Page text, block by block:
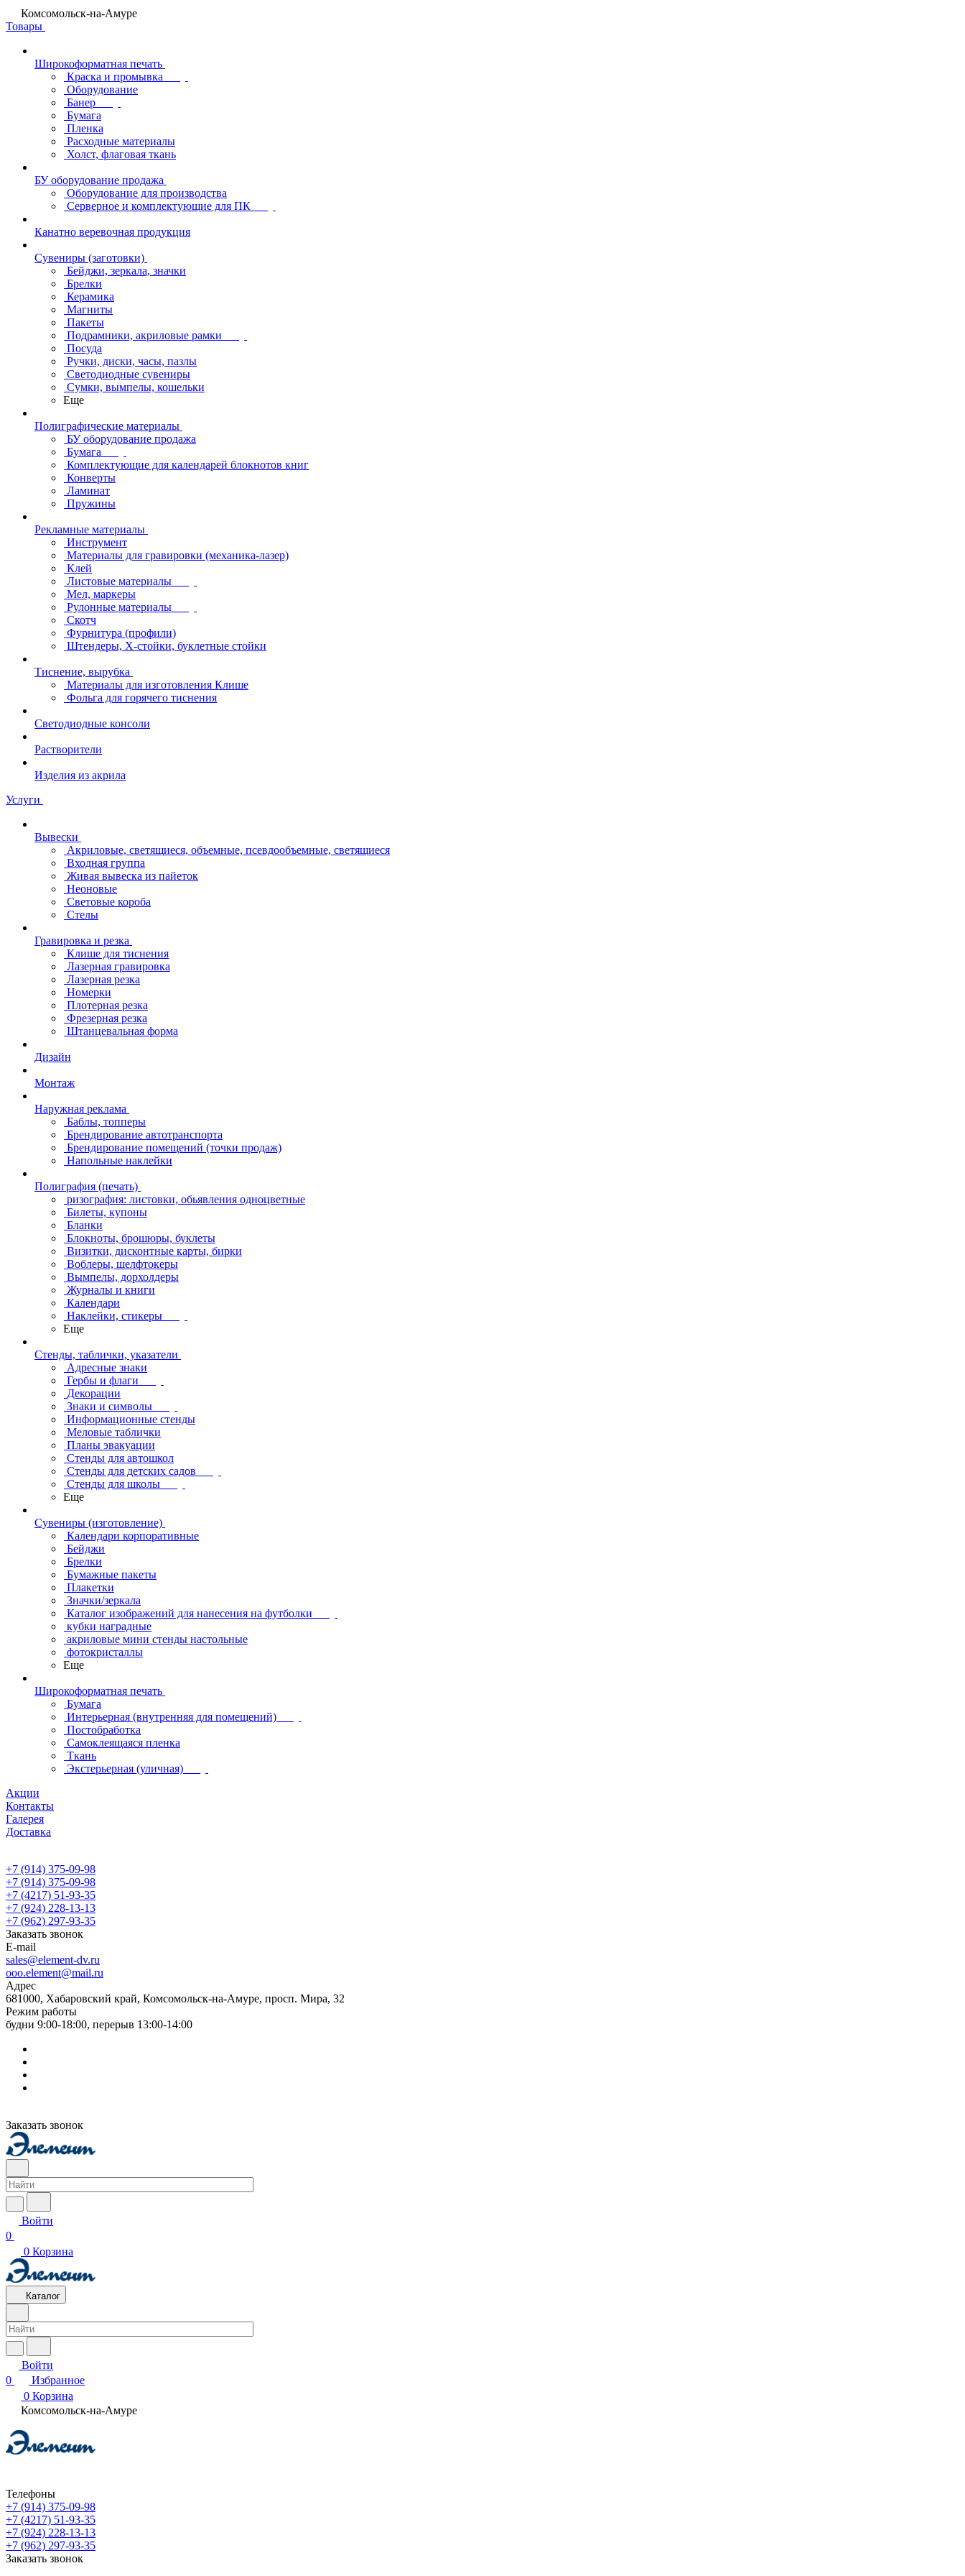
Комсомольск-на-Амуре
Товары
Широкоформатная печать
Краска и промывка
Оборудование
Банер
Бумага
Пленка
Расходные материалы
Холст, флаговая ткань
БУ оборудование продажа
Оборудование для производства
Серверное и комплектующие для ПК
Канатно веревочная продукция
Сувениры (заготовки)
Бейджи, зеркала, значки
Брелки
Керамика
Магниты
Пакеты
Подрамники, акриловые рамки
Посуда
Ручки, диски, часы, пазлы
Светодиодные сувениры
Сумки, вымпелы, кошельки
Еще
Полиграфические материалы
БУ оборудование продажа
Бумага
Комплектующие для календарей блокнотов книг
Конверты
Ламинат
Пружины
Рекламные материалы
Инструмент
Материалы для гравировки (механика-лазер)
Клей
Листовые материалы
Мел, маркеры
Рулонные материалы
Скотч
Фурнитура (профили)
Штендеры, Х-стойки, буклетные стойки
Тиснение, вырубка
Материалы для изготовления Клише
Фольга для горячего тиснения
Светодиодные консоли
Растворители
Изделия из акрила
Услуги
Вывески
Акриловые, светящиеся, объемные, псевдообъемные, светящиеся
Входная группа
Живая вывеска из пайеток
Неоновые
Световые короба
Стелы
Гравировка и резка
Клише для тиснения
Лазерная гравировка
Лазерная резка
Номерки
Плотерная резка
Фрезерная резка
Штанцевальная форма
Дизайн
Монтаж
Наружная реклама
Баблы, топперы
Брендирование автотранспорта
Брендирование помещений (точки продаж)
Напольные наклейки
Полиграфия (печать)
ризография: листовки, обьявления одноцветные
Билеты, купоны
Бланки
Блокноты, брошюры, буклеты
Визитки, дисконтные карты, бирки
Воблеры, шелфтокеры
Вымпелы, дорхолдеры
Журналы и книги
Календари
Наклейки, стикеры
Еще
Стенды, таблички, указатели
Адресные знаки
Гербы и флаги
Декорации
Знаки и символы
Информационные стенды
Меловые таблички
Планы эвакуации
Стенды для автошкол
Стенды для детских садов
Стенды для школы
Еще
Сувениры (изготовление)
Календари корпоративные
Бейджи
Брелки
Бумажные пакеты
Плакетки
Значки/зеркала
Каталог изображений для нанесения на футболки
кубки наградные
акриловые мини стенды настольные
фотокристаллы
Еще
Широкоформатная печать
Бумага
Интерьерная (внутренняя для помещений)
Постобработка
Самоклеящаяся пленка
Ткань
Экстерьерная (уличная)
Акции
Контакты
Галерея
Доставка
+7 (914) 375-09-98
+7 (914) 375-09-98
+7 (4217) 51-93-35
+7 (924) 228-13-13
+7 (962) 297-93-35
Заказать звонок
E-mail
sales@element-dv.ru
ooo.element@mail.ru
Адрес
681000, Хабаровский край, Комсомольск-на-Амуре, просп. Мира, 32
Режим работы
будни 9:00-18:00, перерыв 13:00-14:00
Заказать звонок
Войти
0
0 Корзина
Каталог
Войти
0
Избранное
0 Корзина
Комсомольск-на-Амуре
Телефоны
+7 (914) 375-09-98
+7 (4217) 51-93-35
+7 (924) 228-13-13
+7 (962) 297-93-35
Заказать звонок